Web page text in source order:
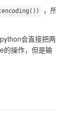
，所
会直接把两
的操作，但是输